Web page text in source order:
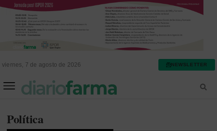
viernes, 7 de agosto de 2026 NEWSLETTER
Política